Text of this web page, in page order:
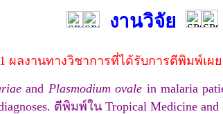
งานวิจัย
ผลงานทางวิชาการที่ได้รับการตีพิมพ์เผ
and Plasmodium ovale in malaria
ตีพิมพ์ใน Tropical Medicine